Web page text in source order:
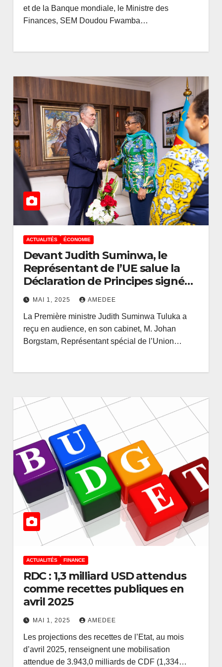
et de la Banque mondiale, le Ministre des
Finances, SEM Doudou Fwamba…
ACTUALITÉS ÉCONOMIE
Devant Judith Suminwa, le
Représentant de l’UE salue la
Déclaration de Principes signée
à Washington entre Kinshasa et
Kigali
MAI 1, 2025 AMEDEE
La Première ministre Judith Suminwa Tuluka a
reçu en audience, en son cabinet, M. Johan
Borgstam, Représentant spécial de l’Union…
ACTUALITÉS FINANCE
RDC : 1,3 milliard USD attendus
comme recettes publiques en
avril 2025
MAI 1, 2025 AMEDEE
Les projections des recettes de l’Etat, au mois
d’avril 2025, renseignent une mobilisation
attendue de 3.943,0 milliards de CDF (1,334…
en
la vie